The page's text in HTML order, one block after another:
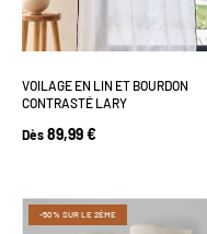
VOILAGE EN LIN ET BOURDON
CONTRASTÉ LARY
Dès 89,99 €
-50% SUR LE 2ÈME